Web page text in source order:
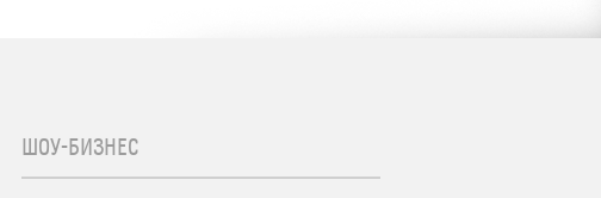
ШОУ-БИЗНЕС